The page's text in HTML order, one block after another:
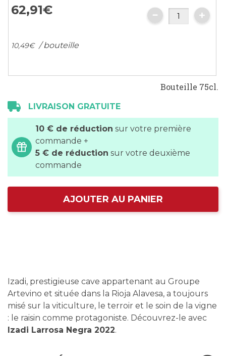
the
images
62,91€
10,49€ / bouteille
Bouteille 75cl.
LIVRAISON GRATUITE
10 € de réduction sur votre première
commande +
5 € de réduction sur votre deuxième
commande
AJOUTER AU PANIER
Izadi, prestigieuse cave appartenant au Groupe
Artevino et située dans la Rioja Alavesa, a toujours
misé sur la viticulture, le terroir et le soin de la vigne
: le raisin comme protagoniste. Découvrez-le avec
Izadi Larrosa Negra 2022.